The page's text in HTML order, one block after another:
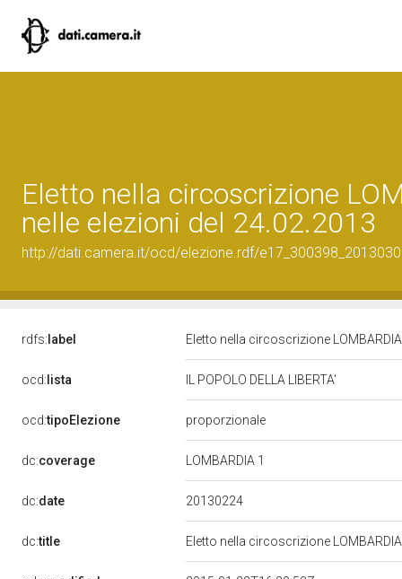
Eletto nella circoscrizione
nelle elezioni del 24.02.2013
http://dati.camera.it/ocd/elezione.rdf/
rdfs: label Eletto nella circoscrizione
ocd: lista IL POPOLO DELLA LIBERTA'
ocd:tipoElezione proporzionale
dc:coverage LOMBARDIA 1
dc:date 20130224
dc:title Eletto nella circoscrizione